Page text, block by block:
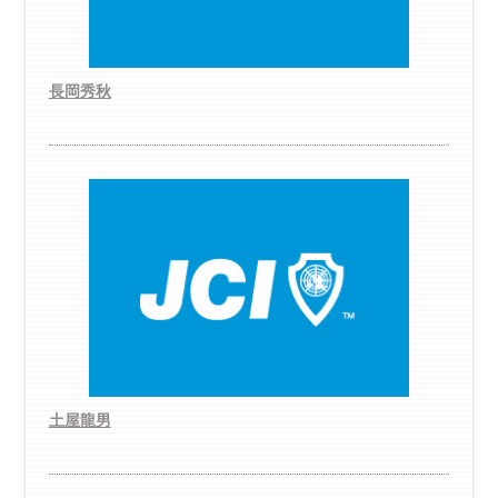
長岡秀秋
土屋龍男